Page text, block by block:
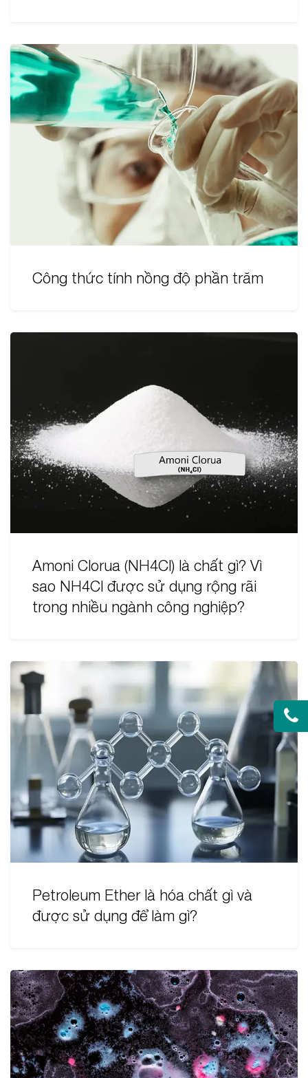
Công thức tính nồng độ phần trăm
Amoni Clorua (NH4Cl) là chất gì? Vì
sao NH4Cl được sử dụng rộng rãi
trong nhiều ngành công nghiệp?
Petroleum Ether là hóa chất gì và
được sử dụng để làm gì?